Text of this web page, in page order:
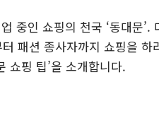
중인 쇼핑의 천국 ‘동대문
패션 종사자까지 쇼핑을
쇼핑 팁’을 소개합니다.